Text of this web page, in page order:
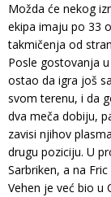
Možda će nekog
ekipa imaju po 33
takmičenja od
Posle gostovanja
ostao da igra još
svom terenu, i da
dva meča dobiju,
zavisi njihov
drugu poziciju. U
Sarbriken, a na
Vehen je već bio u